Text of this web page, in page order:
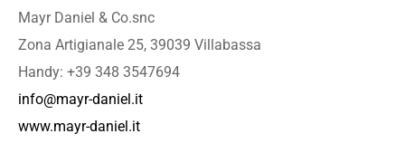
Mayr Daniel & Co.snc
Zona Artigianale 25, 39039 Villabassa
Handy: +39 348 3547694
info@mayr-daniel.it
www.mayr-daniel.it